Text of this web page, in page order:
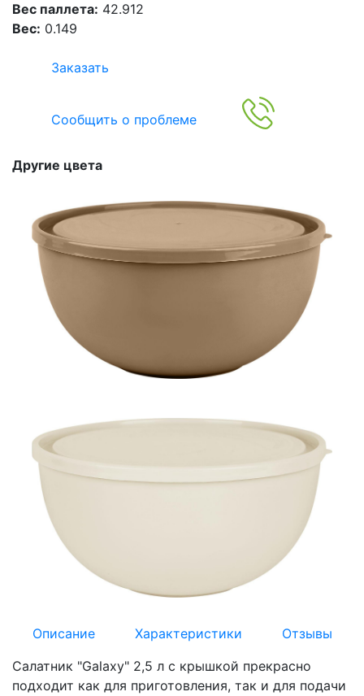
Вес паллета: 42.912
Вес: 0.149
Заказать
Сообщить о проблеме
Другие цвета
Описание Характеристики
Отзывы
Салатник "Galaxy" 2,5 л с крышкой прекрасно
подходит как для приготовления, так и для подачи